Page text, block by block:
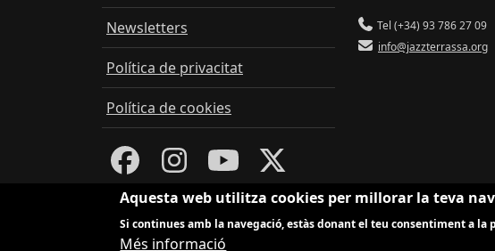
Newsletters
Política de privacitat
Política de cookies
Tel (+34) 93 786 27 09
info@jazzterrassa.org
Aquesta web utilitza cookies per millorar la teva
Si continues amb la navegació, estàs donant el teu consentiment a la
Més informació